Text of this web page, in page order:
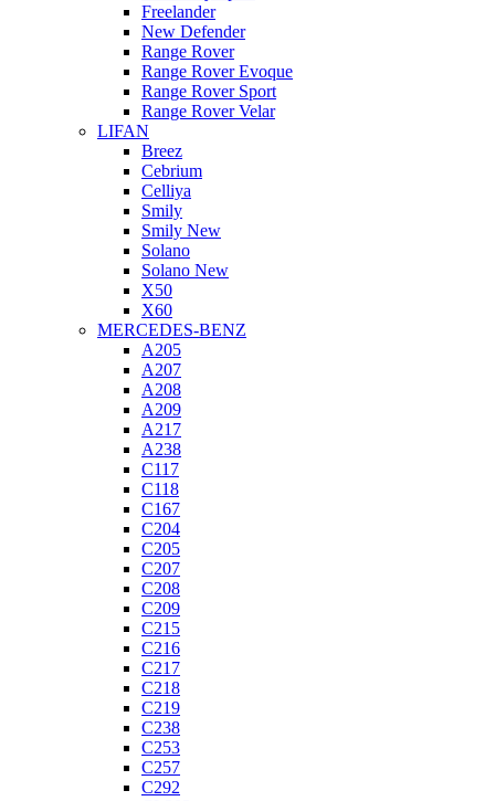
Freelander
New Defender
Range Rover
Range Rover Evoque
Range Rover Sport
Range Rover Velar
LIFAN
Breez
Cebrium
Celliya
Smily
Smily New
Solano
Solano New
X50
X60
MERCEDES-BENZ
A205
A207
A208
A209
A217
A238
C117
C118
C167
C204
C205
C207
C208
C209
C215
C216
C217
C218
C219
C238
C253
C257
C292